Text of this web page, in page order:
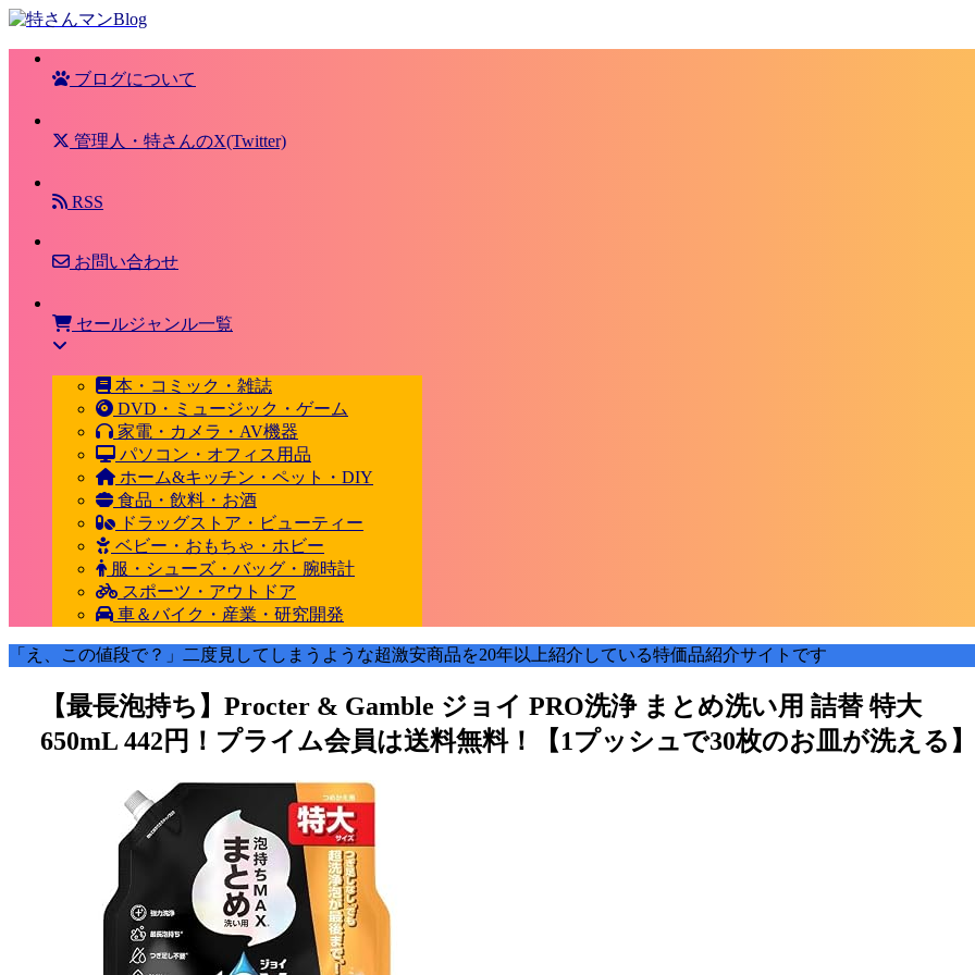
ブログについて
管理人・特さんのX(Twitter)
RSS
お問い合わせ
セールジャンル一覧
本・コミック・雑誌
DVD・ミュージック・ゲーム
家電・カメラ・AV機器
パソコン・オフィス用品
ホーム&キッチン・ペット・DIY
食品・飲料・お酒
ドラッグストア・ビューティー
ベビー・おもちゃ・ホビー
服・シューズ・バッグ・腕時計
スポーツ・アウトドア
車＆バイク・産業・研究開発
「え、この値段で？」二度見してしまうような超激安商品を20年以上紹介している特価品紹介サイトです
【最長泡持ち】Procter & Gamble ジョイ PRO洗浄 まとめ洗い用 詰替 特大
650mL 442円！プライム会員は送料無料！【1プッシュで30枚のお皿が洗える】